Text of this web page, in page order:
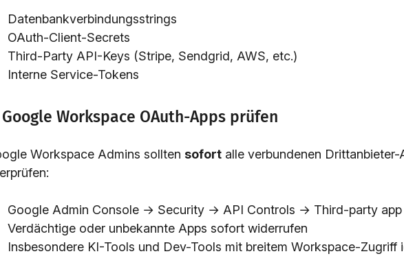
Datenbankverbindungsstrings
OAuth-Client-Secrets
Third-Party API-Keys (Stripe, Sendgrid, AWS, etc.)
Interne Service-Tokens
Workspace OAuth-Apps prüfen
Workspace Admins sollten sofort alle verbundenen Drittanbieter-
Google Admin Console → Security → API Controls → Third-party app
Verdächtige oder unbekannte Apps sofort widerrufen
Insbesondere KI-Tools und Dev-Tools mit breitem Workspace-Zugriff